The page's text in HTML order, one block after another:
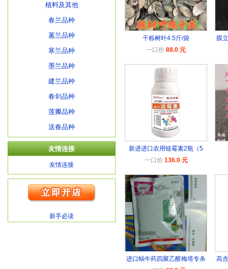
植料及其他
春兰品种
蕙兰品种
寒兰品种
墨兰品种
建兰品种
春剑品种
莲瓣品种
送春品种
友情连接
友情连接
新手必读
干栎树叶4.5斤/袋
一口价 88.0 元
膜
新进进口农用链霉素2瓶（5
一口价 136.0 元
进口蜗牛药四聚乙醛梅塔专杀
高